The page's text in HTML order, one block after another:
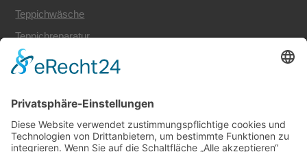
Teppichwäsche
Teppichreparatur
Teppichbodenreinigung
Spezialleistungen für Teppiche